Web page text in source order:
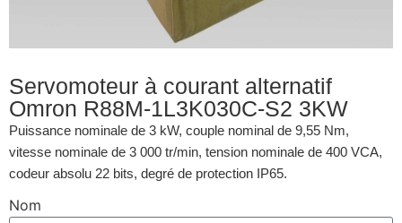
Servomoteur à courant alternatif
Omron R88M-1L3K030C-S2 3KW
Puissance nominale de 3 kW, couple nominal de 9,55 Nm,
vitesse nominale de 3 000 tr/min, tension nominale de 400 VCA,
codeur absolu 22 bits, degré de protection IP65.
Nom